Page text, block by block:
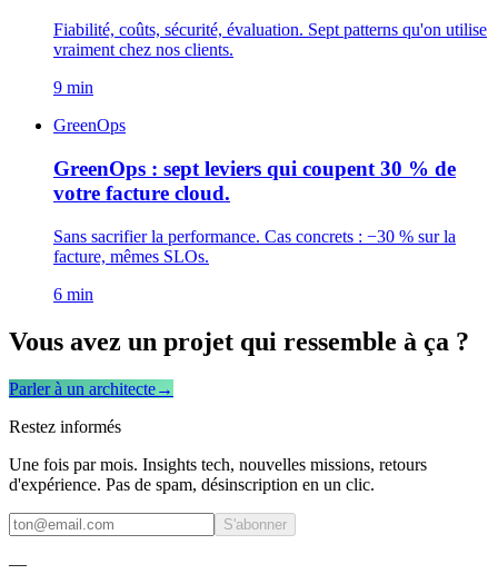
Fiabilité, coûts, sécurité, évaluation. Sept patterns qu'on utilise
vraiment chez nos clients.
9 min
GreenOps
GreenOps : sept leviers qui coupent 30 % de
votre facture cloud.
Sans sacrifier la performance. Cas concrets : −30 % sur la
facture, mêmes SLOs.
6 min
Vous avez un projet qui ressemble à ça ?
Parler à un architecte→
Restez informés
Une fois par mois. Insights tech, nouvelles missions, retours
d'expérience. Pas de spam, désinscription en un clic.
S'abonner
—